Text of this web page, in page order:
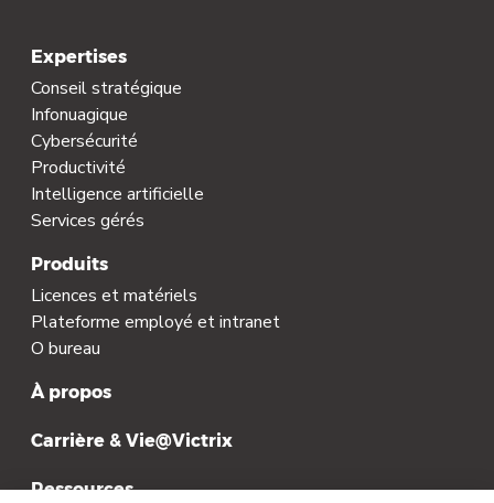
Expertises
Conseil stratégique
Infonuagique
Cybersécurité
Productivité
Intelligence artificielle
Services gérés
Produits
Licences et matériels
Plateforme employé et intranet
O bureau
À propos
Carrière & Vie@Victrix
Ressources